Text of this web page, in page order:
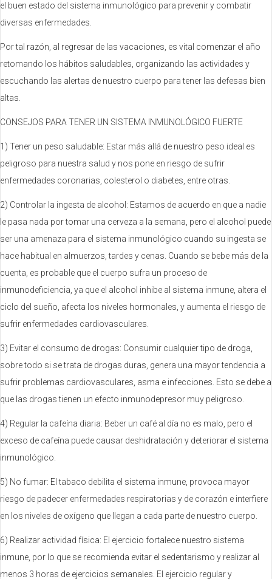
el buen estado del sistema inmunológico para prevenir y combatir
diversas enfermedades.
Por tal razón, al regresar de las vacaciones, es vital comenzar el año
retomando los hábitos saludables, organizando las actividades y
escuchando las alertas de nuestro cuerpo para tener las defesas bien
altas.
CONSEJOS PARA TENER UN SISTEMA INMUNOLÓGICO FUERTE
1) Tener un peso saludable: Estar más allá de nuestro peso ideal es
peligroso para nuestra salud y nos pone en riesgo de sufrir
enfermedades coronarias, colesterol o diabetes, entre otras.
2) Controlar la ingesta de alcohol: Estamos de acuerdo en que a nadie
le pasa nada por tomar una cerveza a la semana, pero el alcohol puede
ser una amenaza para el sistema inmunológico cuando su ingesta se
hace habitual en almuerzos, tardes y cenas. Cuando se bebe más de la
cuenta, es probable que el cuerpo sufra un proceso de
inmunodeficiencia, ya que el alcohol inhibe al sistema inmune, altera el
ciclo del sueño, afecta los niveles hormonales, y aumenta el riesgo de
sufrir enfermedades cardiovasculares.
3) Evitar el consumo de drogas: Consumir cualquier tipo de droga,
sobre todo si se trata de drogas duras, genera una mayor tendencia a
sufrir problemas cardiovasculares, asma e infecciones. Esto se debe a
que las drogas tienen un efecto inmunodepresor muy peligroso.
4) Regular la cafeína diaria: Beber un café al día no es malo, pero el
exceso de cafeína puede causar deshidratación y deteriorar el sistema
inmunológico.
5) No fumar: El tabaco debilita el sistema inmune, provoca mayor
riesgo de padecer enfermedades respiratorias y de corazón e interfiere
en los niveles de oxígeno que llegan a cada parte de nuestro cuerpo.
6) Realizar actividad física: El ejercicio fortalece nuestro sistema
inmune, por lo que se recomienda evitar el sedentarismo y realizar al
menos 3 horas de ejercicios semanales. El ejercicio regular y